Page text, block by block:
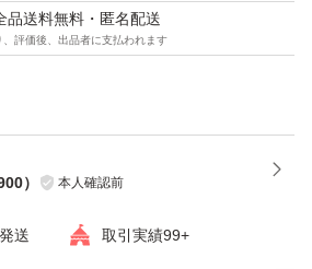
品送料無料・匿名配送
評価後、出品者に支払われます
） 本人確認前
送 取引実績99+